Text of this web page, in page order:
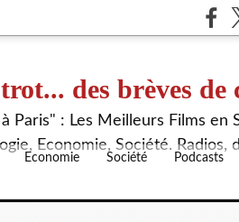
des brèves de
: Les Meilleurs Films en
Economie, Société. Radios,
Economie Société Podcasts